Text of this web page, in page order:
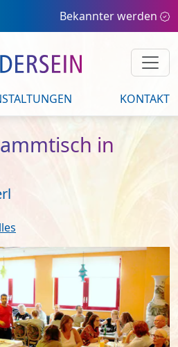
Bekannter werden
KONTAKT
in